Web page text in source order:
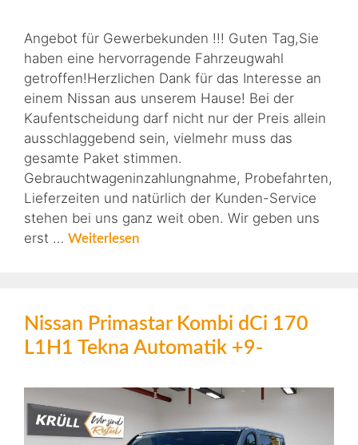
Angebot für Gewerbekunden !!! Guten Tag,Sie
haben eine hervorragende Fahrzeugwahl
getroffen!Herzlichen Dank für das Interesse an
einem Nissan aus unserem Hause! Bei der
Kaufentscheidung darf nicht nur der Preis allein
ausschlaggebend sein, vielmehr muss das
gesamte Paket stimmen.
Gebrauchtwageninzahlungnahme, Probefahrten,
Lieferzeiten und natürlich der Kunden-Service
stehen bei uns ganz weit oben. Wir geben uns
erst … Weiterlesen
Nissan Primastar Kombi dCi 170
L1H1 Tekna Automatik +9-